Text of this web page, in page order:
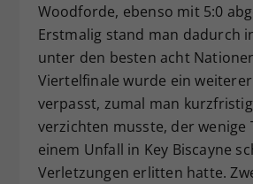
Woodforde, ebenso mit 5:0
Erstmalig stand man dadurch
unter den besten acht
Viertelfinale wurde ein
verpasst, zumal man
verzichten musste, der wenige
einem Unfall in Key Biscayne
Verletzungen erlitten hatte.